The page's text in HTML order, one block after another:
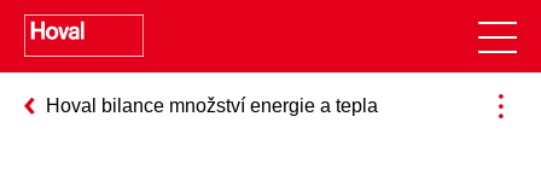
Hoval bilance množství energie a tepla